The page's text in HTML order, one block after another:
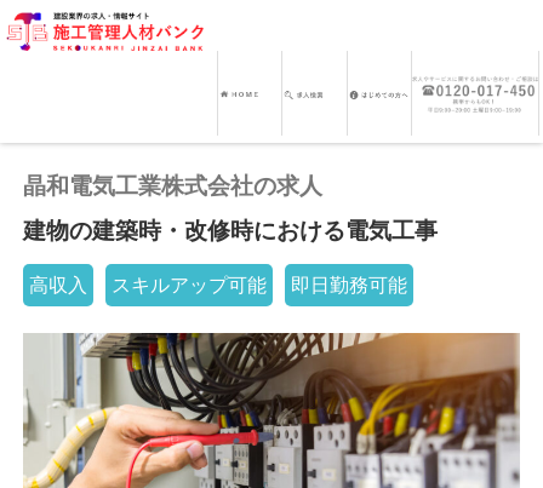
晶和電気工業株式会社の求人
建物の建築時・改修時における電気工事
高収入 スキルアップ可能 即日勤務可能